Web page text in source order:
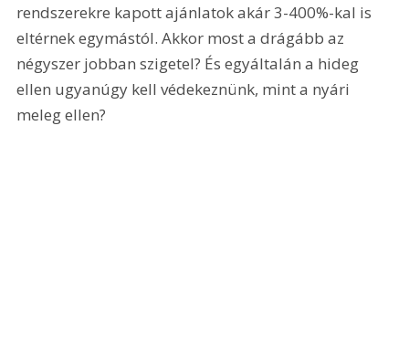
rendszerekre kapott ajánlatok akár 3-400%-kal is
eltérnek egymástól. Akkor most a drágább az
négyszer jobban szigetel? És egyáltalán a hideg
ellen ugyanúgy kell védekeznünk, mint a nyári
meleg ellen?